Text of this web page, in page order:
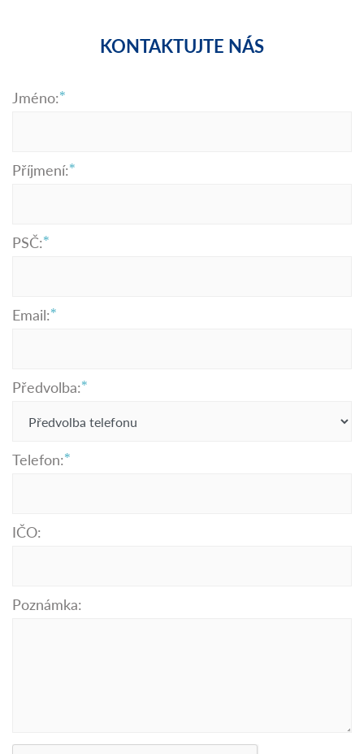
KONTAKTUJTE NÁS
Jméno:
Příjmení:
PSČ:
Email:
Předvolba:
Telefon:
IČO:
Poznámka: